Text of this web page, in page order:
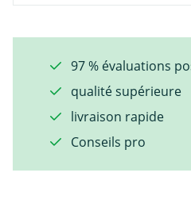
97 % évaluations
qualité supérieure
livraison rapide
Conseils pro